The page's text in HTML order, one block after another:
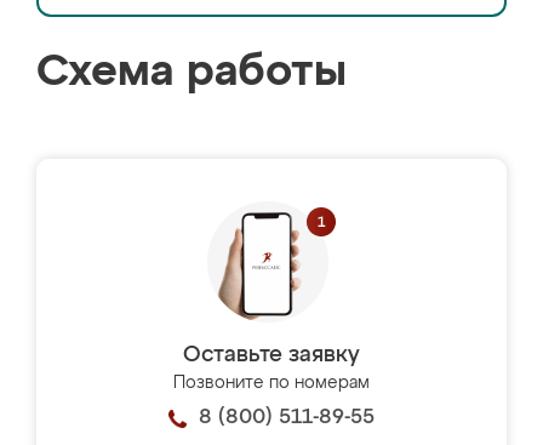
Схема работы
Оставьте заявку
Позвоните по номерам
8 (800) 511-89-55